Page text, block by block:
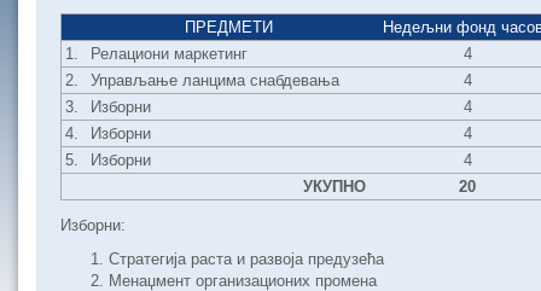
ПРЕДМЕТИ
Недељни фонд
1.
Релациони маркетинг
4
2.
Управљање ланцима снабдевања
4
3.
Изборни
4
4.
Изборни
4
5.
Изборни
4
УКУПНО
20
Изборни:
Стратегија раста и развоја предузећа
Менаџмент организационих промена